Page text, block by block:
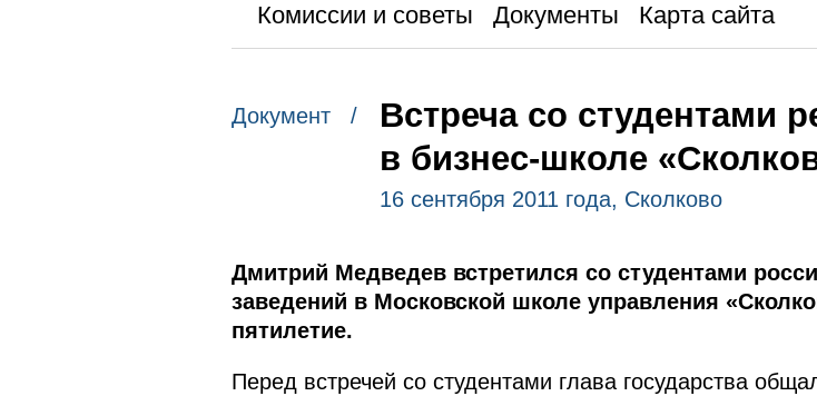
Комиссии и советы
Документы Карта сайта
Документ /
Встреча со студентами
в бизнес-школе
16 сентября 2011 года, Сколково
Дмитрий Медведев встретился со студентами
заведений в Московской школе управления
пятилетие.
Перед встречей со студентами глава государства